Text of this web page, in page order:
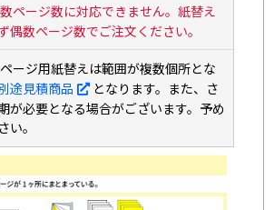
ページ数に対応できません。紙替え
偶数ページ数でご注文ください。
ージ用紙替えは範囲が複数個所とな
途見積商品
となります。また、さ
が必要となる場合がございます。予め
い。